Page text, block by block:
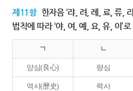
제11항 한자음 ‘랴, 려, 례, 료, 류,
법칙에 따라 ‘야, 여, 예, 요, 유, 이’
ㄱ ㄴ
양심(良心) 량심
역사(歷史) 력사